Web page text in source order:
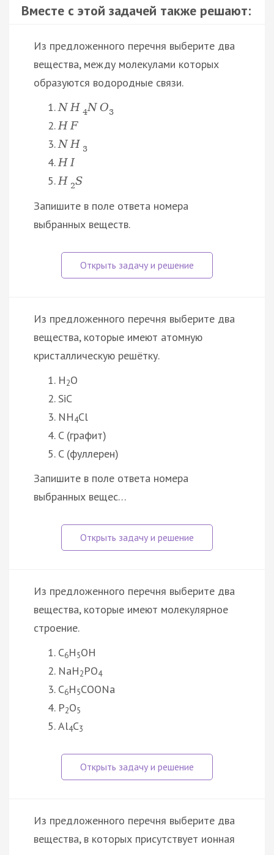
Вместе с этой задачей также решают:
Из предложенного перечня выберите два
вещества, между молекулами которых
образуются водородные связи.
N H 4N O3
H F
N H 3
HI
H 2S
Запишите в поле ответа номера
выбранных веществ.
Из предложенного перечня выберите два
вещества, которые имеют атомную
кристаллическую решётку.
H2O
SiC
NH4Cl
C (графит)
C (фуллерен)
Запишите в поле ответа номера
выбранных вещес…
Из предложенного перечня выберите два
вещества, которые имеют молекулярное
строение.
C6H5OH
NaH2PO4
C6H5COONa
P2O5
Al4C3
Из предложенного перечня выберите два
вещества, в которых присутствует ионная